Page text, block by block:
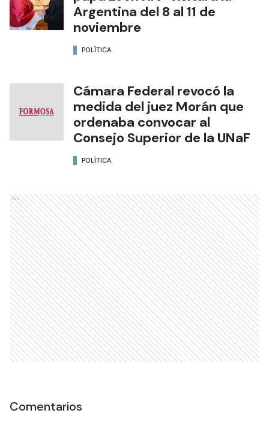
Argentina del 8 al 11 de
noviembre
POLÍTICA
Cámara Federal revocó la
medida del juez Morán que
ordenaba convocar al
Consejo Superior de la UNaF
POLÍTICA
Ads
Comentarios